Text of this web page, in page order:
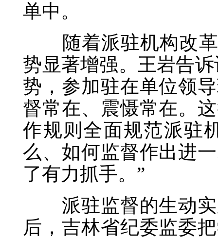
单中。
随着派驻机构改革
势显著增强。王岩告
势，参加驻在单位领
督常在、震慑常在。
作规则全面规范派驻
么、如何监督作出进
了有力抓手。”
派驻监督的生动实
后，吉林省纪委监委